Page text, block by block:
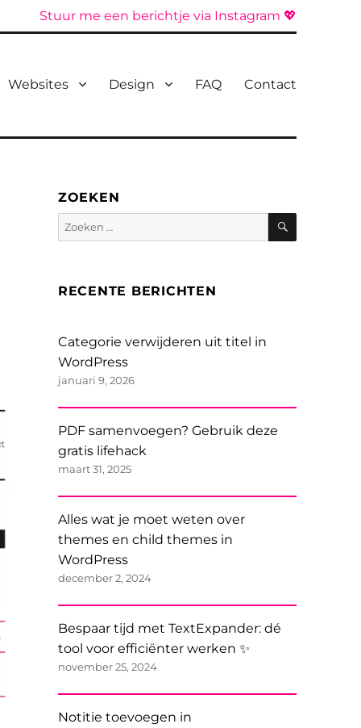
Stuur me een berichtje via Instagram 💖
Websites Design FAQ Contact
ZOEKEN
Zoeken
naar:
Zoeken
RECENTE BERICHTEN
Categorie verwijderen uit titel in
WordPress
januari 9, 2026
PDF samenvoegen? Gebruik deze
gratis lifehack
maart 31, 2025
Alles wat je moet weten over
themes en child themes in
WordPress
december 2, 2024
Bespaar tijd met TextExpander: dé
tool voor efficiënter werken ✨
november 25, 2024
Notitie toevoegen in